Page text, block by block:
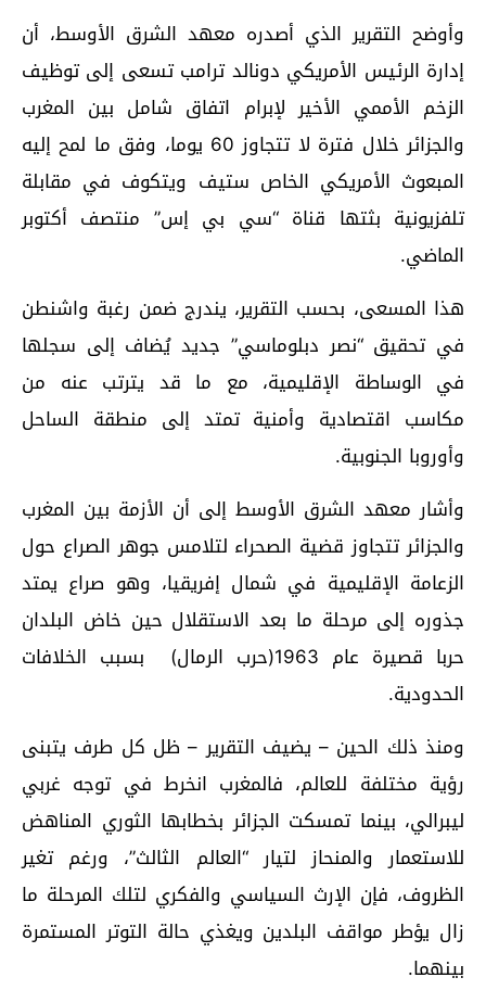
وأوضح التقرير الذي أصدره معهد الشرق الأوسط، أن
إدارة الرئيس الأمريكي دونالد ترامب تسعى إلى توظيف
الزخم الأممي الأخير لإبرام اتفاق شامل بين المغرب
والجزائر خلال فترة لا تتجاوز 60 يوما، وفق ما لمح إليه
المبعوث الأمريكي الخاص ستيف ويتكوف في مقابلة
تلفزيونية بثتها قناة “سي بي إس” منتصف أكتوبر
الماضي.
هذا المسعى، بحسب التقرير، يندرج ضمن رغبة واشنطن
في تحقيق “نصر دبلوماسي” جديد يُضاف إلى سجلها
في الوساطة الإقليمية، مع ما قد يترتب عنه من
مكاسب اقتصادية وأمنية تمتد إلى منطقة الساحل
وأوروبا الجنوبية.
وأشار معهد الشرق الأوسط إلى أن الأزمة بين المغرب
والجزائر تتجاوز قضية الصحراء لتلامس جوهر الصراع حول
الزعامة الإقليمية في شمال إفريقيا، وهو صراع يمتد
جذوره إلى مرحلة ما بعد الاستقلال حين خاض البلدان
حربا قصيرة عام 1963(حرب الرمال) بسبب الخلافات
الحدودية.
ومنذ ذلك الحين – يضيف التقرير – ظل كل طرف يتبنى
رؤية مختلفة للعالم، فالمغرب انخرط في توجه غربي
ليبرالي، بينما تمسكت الجزائر بخطابها الثوري المناهض
للاستعمار والمنحاز لتيار “العالم الثالث”، ورغم تغير
الظروف، فإن الإرث السياسي والفكري لتلك المرحلة ما
زال يؤطر مواقف البلدين ويغذي حالة التوتر المستمرة
بينهما.